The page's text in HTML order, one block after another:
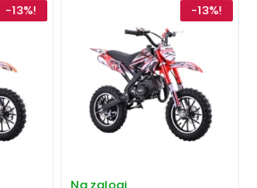
-13%! -13%!
Na zalogi